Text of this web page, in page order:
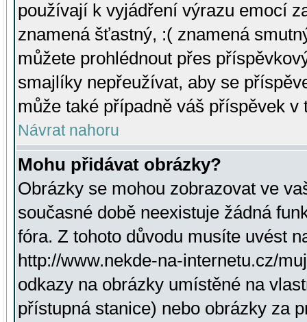
používají k vyjádření výrazu emocí
znamená šťastný, :( znamená
můžete prohlédnout přes
smajlíky nepřeužívat, aby se
může také případně váš příspěvek v
Návrat nahoru
Mohu přidávat obrázky?
Obrázky se mohou zobrazovat ve
současné době neexistuje žádná
fóra. Z tohoto důvodu musíte uvést
http://www.nekde-na-internetu.cz/
odkazy na obrázky umístěné na
přístupná stanice) nebo obrázky za